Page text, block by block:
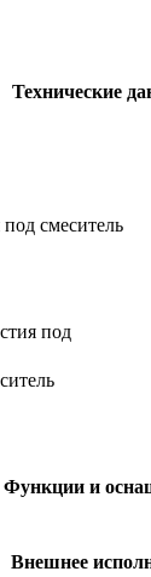
Технические
смеситель
под
Функции и
Внешнее